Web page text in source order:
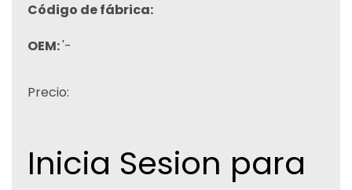
Código de fábrica:
OEM:'-
Precio:
Inicia Sesion para